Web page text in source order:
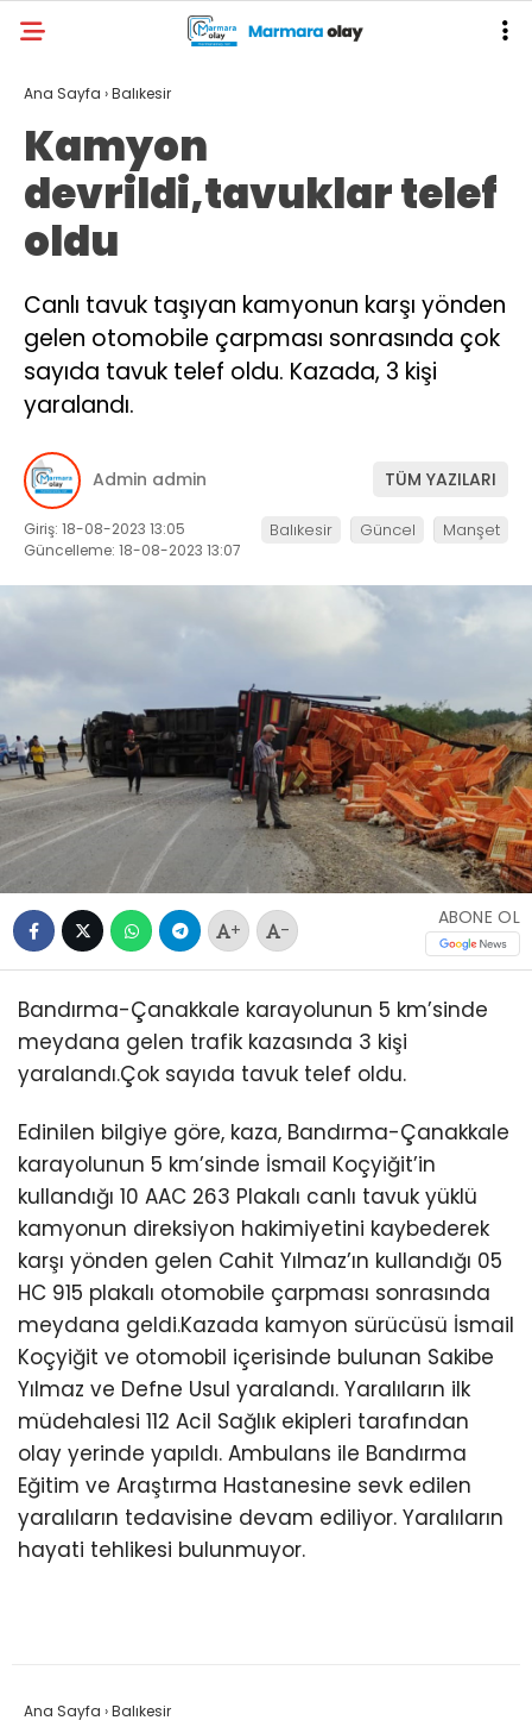
Ana Sayfa ›Balıkesir
Kamyon
devrildi,tavuklar telef
oldu
Canlı tavuk taşıyan kamyonun karşı yönden
gelen otomobile çarpması sonrasında çok
sayıda tavuk telef oldu. Kazada, 3 kişi
yaralandı.
Admin admin TÜM YAZILARI
Giriş: 18-08-2023 13:05
Güncelleme: 18-08-2023 13:07
Balıkesir Güncel Manşet
+ -
ABONE OL
Bandırma-Çanakkale karayolunun 5 km’sinde
meydana gelen trafik kazasında 3 kişi
yaralandı.Çok sayıda tavuk telef oldu.
Edinilen bilgiye göre, kaza, Bandırma-Çanakkale
karayolunun 5 km’sinde İsmail Koçyiğit’in
kullandığı 10 AAC 263 Plakalı canlı tavuk yüklü
kamyonun direksiyon hakimiyetini kaybederek
karşı yönden gelen Cahit Yılmaz’ın kullandığı 05
HC 915 plakalı otomobile çarpması sonrasında
meydana geldi.Kazada kamyon sürücüsü İsmail
Koçyiğit ve otomobil içerisinde bulunan Sakibe
Yılmaz ve Defne Usul yaralandı. Yaralıların ilk
müdehalesi 112 Acil Sağlık ekipleri tarafından
olay yerinde yapıldı. Ambulans ile Bandırma
Eğitim ve Araştırma Hastanesine sevk edilen
yaralıların tedavisine devam ediliyor. Yaralıların
hayati tehlikesi bulunmuyor.
Ana Sayfa ›Balıkesir